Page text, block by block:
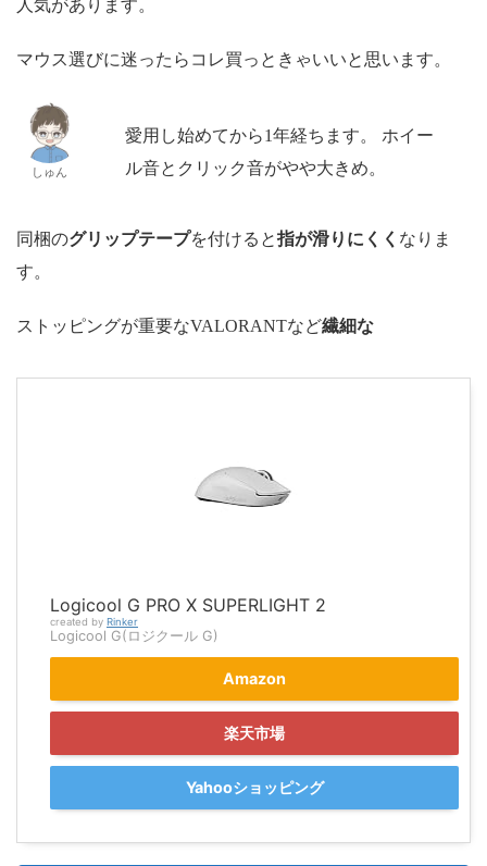
人気があります。
マウス選びに迷ったらコレ買っときゃいいと思います。
しゅん
愛用し始めてから1年経ちます。 ホイー
ル音とクリック音がやや大きめ。
同梱のグリップテープを付けると指が滑りにくく なりま
す。
ストッピングが重要なVALORANTなど繊細な
Logicool G PRO X SUPERLIGHT 2
created by Rinker
Logicool G(ロジクール G)
Amazon
楽天市場
Yahooショッピング